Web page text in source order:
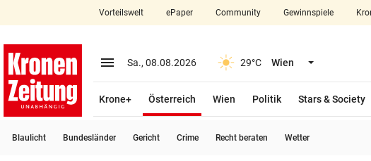
closeSchließen
account_circle Anmelden
arrow_right
Vorteilswelt ePaper Community Gewinnspiele
menu Menü aufklappen
Sa., 08.08.2026 29°C Wien Menü
Krone+ Österreich
Wien
Politik Stars & Society
Blaulicht Bundesländer Gericht Crime Recht beraten Wetter